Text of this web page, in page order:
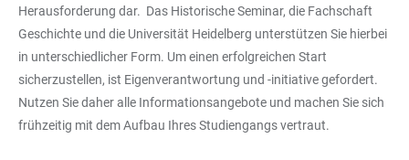
Herausforderung dar. Das Historische Seminar, die Fachschaft
Geschichte und die Universität Heidelberg unterstützen Sie hierbei
in unterschiedlicher Form. Um einen erfolgreichen Start
sicherzustellen, ist Eigenverantwortung und -initiative gefordert.
Nutzen Sie daher alle Informationsangebote und machen Sie sich
frühzeitig mit dem Aufbau Ihres Studiengangs vertraut.